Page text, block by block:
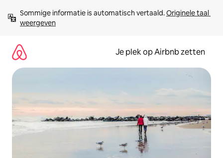
direct
naar
Sommige informatie is automatisch vertaald. Originele taal
weergeven
Je plek op Airbnb zetten